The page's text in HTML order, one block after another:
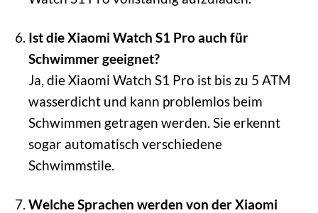
Ist die Xiaomi Watch S1 Pro auch für
Schwimmer geeignet?
Ja, die Xiaomi Watch S1 Pro ist bis zu 5 ATM
wasserdicht und kann problemlos beim
Schwimmen getragen werden. Sie erkennt
sogar automatisch verschiedene
Schwimmstile.
Welche Sprachen werden von der Xiaomi